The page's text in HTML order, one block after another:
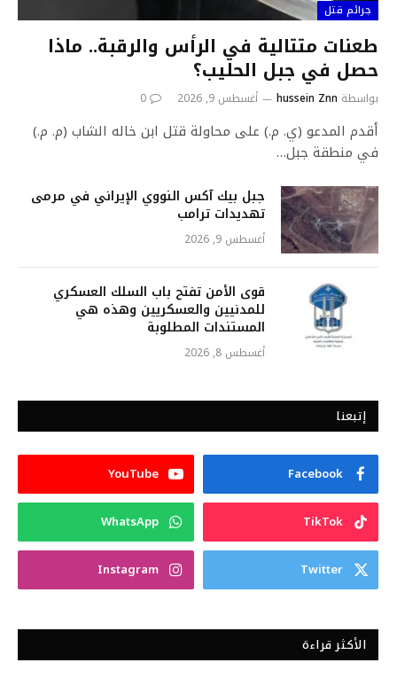
جرائم قتل
طعنات متتالية في الرأس والرقبة.. ماذا
حصل في جبل الحليب؟
بواسطة hussein Znn أغسطس 9, 2026 0
أقدم المدعو (ي. م.) على محاولة قتل ابن خاله الشاب (م. م.)
في منطقة جبل…
جبل بيك آكس النووي الإيراني في مرمى
تهديدات ترامب
أغسطس 9, 2026
قوى الأمن تفتح باب السلك العسكري
للمدنيين والعسكريين وهذه هي
المستندات المطلوبة
أغسطس 8, 2026
إتبعنا
Facebook
YouTube
TikTok
WhatsApp
Twitter
Instagram
الأكثر قراءة